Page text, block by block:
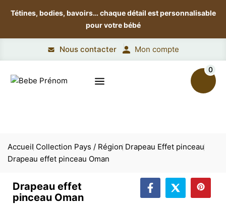
Tétines, bodies, bavoirs…chaque détail est personnalisable
pour votre bébé
Nous contacter Mon compte
0
Accueil Collection Pays / Région Drapeau Effet pinceau
Drapeau effet pinceau Oman
Drapeau effet
pinceau Oman